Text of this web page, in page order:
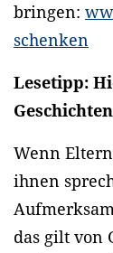
bringen:
schenken
Lesetipp:
Geschichten
Wenn
ihnen
das gilt von